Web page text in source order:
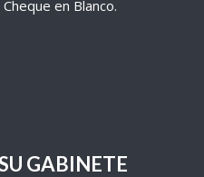
en Blanco.
GABINETE